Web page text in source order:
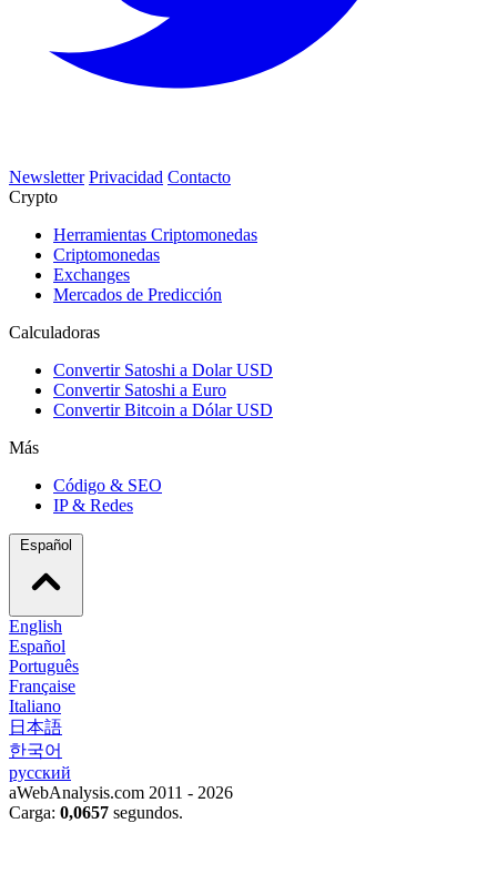
Newsletter Privacidad Contacto
Crypto
Herramientas Criptomonedas
Criptomonedas
Exchanges
Mercados de Predicción
Calculadoras
Convertir Satoshi a Dolar USD
Convertir Satoshi a Euro
Convertir Bitcoin a Dólar USD
Más
Código & SEO
IP & Redes
English
Español
Português
Française
Italiano
日本語
한국어
русский
aWebAnalysis.com 2011 - 2026
Carga: 0,0657 segundos.